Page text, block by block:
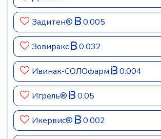
Задитен® 0.005
Зовиракс 0.032
Ивинак-СОЛОфарм 0.004
Игрель® 0.05
Икервис® 0.002